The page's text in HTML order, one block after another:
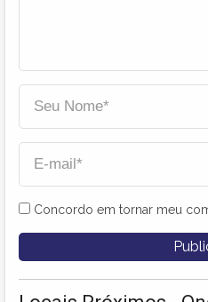
Concordo em tornar meu